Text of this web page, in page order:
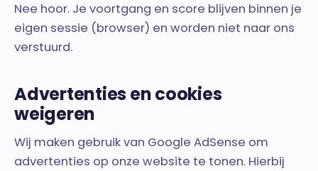
Nee hoor. Je voortgang en score blijven binnen je
eigen sessie (browser) en worden niet naar ons
verstuurd.
Advertenties en cookies
weigeren
Wij maken gebruik van Google AdSense om
advertenties op onze website te tonen. Hierbij